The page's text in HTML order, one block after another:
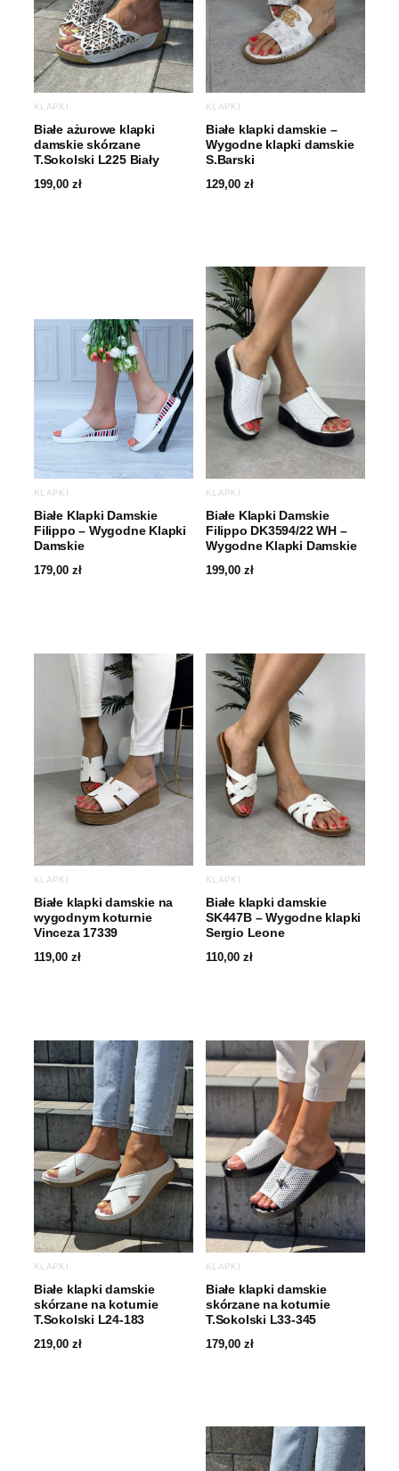
KLAPKI
Białe ażurowe klapki
damskie skórzane
T.Sokolski L225 Biały
199,00 zł
KLAPKI
Białe klapki damskie –
Wygodne klapki damskie
S.Barski
129,00 zł
KLAPKI
Białe Klapki Damskie
Filippo – Wygodne Klapki
Damskie
179,00 zł
KLAPKI
Białe Klapki Damskie
Filippo DK3594/22 WH –
Wygodne Klapki Damskie
199,00 zł
KLAPKI
Białe klapki damskie na
wygodnym koturnie
Vinceza 17339
119,00 zł
KLAPKI
Białe klapki damskie
SK447B – Wygodne klapki
Sergio Leone
110,00 zł
KLAPKI
Białe klapki damskie
skórzane na koturnie
T.Sokolski L24-183
219,00 zł
KLAPKI
Białe klapki damskie
skórzane na koturnie
T.Sokolski L33-345
179,00 zł